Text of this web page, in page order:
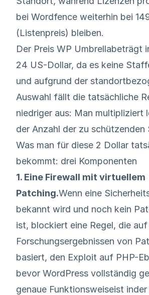
bei Wordfence weiterhin bei
(Listenpreis) bleiben.
Der Preis WP Umbrellabeträgt
24 US-Dollar, da es keine
und aufgrund der
Auswahl fällt die tatsächliche
niedriger aus: Man multipliziert
der Anzahl der zu schützenden
Was man für diese 2 Dollar
bekommt: drei Komponenten
1. Eine Firewall mit virtuellem
Patching.Wenn eine
bekannt wird und noch kein
ist, blockiert eine Regel, die auf
Forschungsergebnissen von
basiert, den Exploit auf PHP-
bevor WordPress vollständig
genaue Funktionsweiseist in